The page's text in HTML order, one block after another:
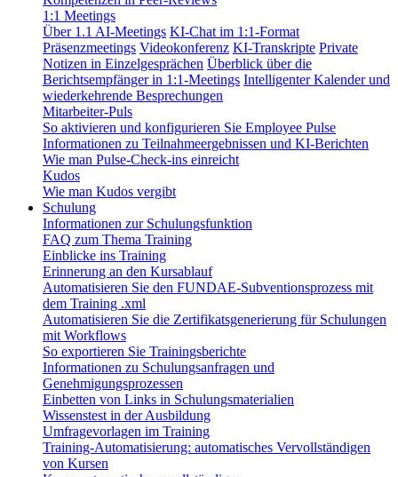
1:1 Meetings
Über 1.1 AI-Meetings KI-Chat im 1:1-Format
Präsenzmeetings Videokonferenz KI-Transkripte Private
Notizen in Einzelgesprächen Überblick über die
Berichtsempfänger in 1:1-Meetings Intelligenter Kalender und
wiederkehrende Besprechungen
Mitarbeiter-Puls
So aktivieren und konfigurieren Sie Employee Pulse
Informationen zu Teilnahmeergebnissen und KI-Berichten
Wie man Pulse-Check-ins einreicht
Kudos
Wie man Kudos vergibt
Schulung
Informationen zur Schulungsfunktion
FAQ zum Thema Training
Einblicke ins Training
Erinnerung an den Kursablauf
Automatisieren Sie den FUNDAE-Subventionsprozess mit
dem Training .xml
Automatisieren Sie die Zertifikatsgenerierung für Schulungen
mit Workflows
So exportieren Sie Trainingsberichte
Informationen zu Schulungsanfragen und
Genehmigungsprozessen
Einbetten von Links in Schulungsmaterialien
Wissenstest in der Ausbildung
Umfragevorlagen im Training
Training-Automatisierung: automatisches Vervollständigen
von Kursen